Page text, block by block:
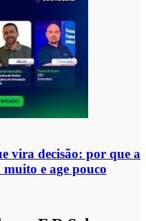
vira decisão: por que a
e age pouco